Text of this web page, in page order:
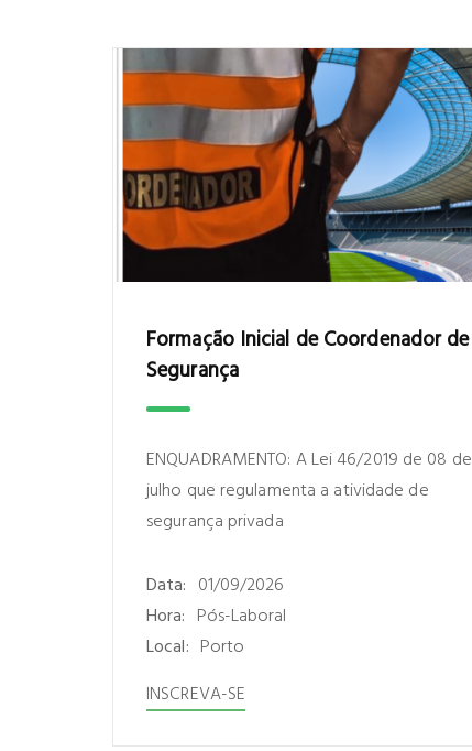
Formação Inicial de Coordenador de
Segurança
ENQUADRAMENTO: A Lei 46/2019 de 08 de
julho que regulamenta a atividade de
segurança privada
Data: 01/09/2026
Hora: Pós-Laboral
Local: Porto
INSCREVA-SE